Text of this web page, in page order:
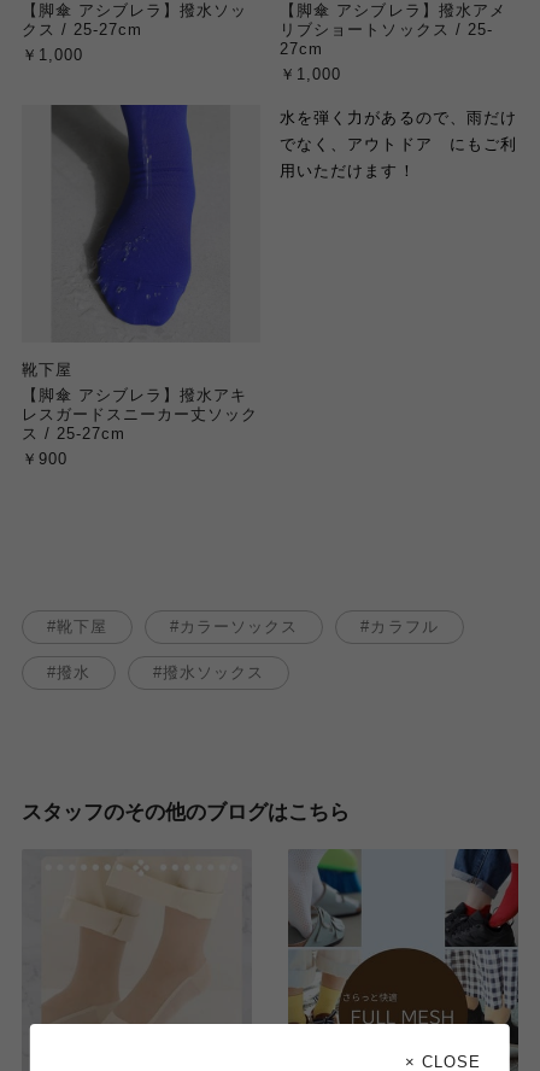
【脚傘 アシブレラ】撥水ソッ
クス / 25-27cm
￥1,000
【脚傘 アシブレラ】撥水アメ
リブショートソックス / 25-
27cm
￥1,000
靴下屋
【脚傘 アシブレラ】撥水アキ
レスガードスニーカー丈ソック
ス / 25-27cm
￥900
水を弾く力があるので、雨だけ
でなく、アウトドア にもご利
用いただけます！
靴下屋 カラーソックス カラフル
撥水 撥水ソックス
スタッフのその他のブログはこちら
× CLOSE